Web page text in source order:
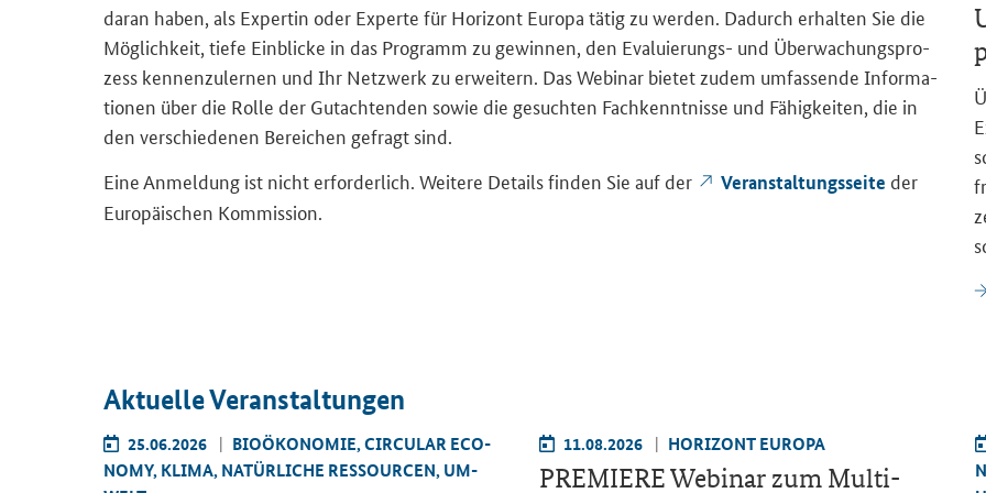
daran haben, als Ex­per­tin oder Ex­per­te für Ho­ri­zont Eu­ro­pa tätig zu wer­den. Da­durch er­hal­ten Sie die
Mög­lich­keit, tiefe Ein­bli­cke in das Pro­gramm zu ge­win­nen, den Evaluierungs-​ und Über­wa­chungs­pro­
zess ken­nen­zu­ler­nen und Ihr Netz­werk zu er­wei­tern. DasWebinar bie­tet zudem um­fas­sen­de In­for­ma­
tio­nen über die Rolle der Gut­ach­ten­den sowie die ge­such­ten Fach­kennt­nis­se und Fä­hig­kei­ten, die in
den ver­schie­de­nen Be­rei­chen ge­fragt sind.
Eine An­mel­dung ist nicht er­for­der­lich. Wei­te­re De­tails fin­den Sie auf der
Ver­an­stal­tungs­sei­te der
Eu­ro­päi­schen Kom­mis­si­on.
Ak­tu­el­le Ver­an­stal­tun­gen
25.06.2026
BIO­ÖKO­NO­MIE, CIR­CU­LAR ECO­
NO­MY, KLIMA, NA­TÜR­LI­CHE RES­SOUR­CEN, UM­
11.08.2026 HO­RI­ZONT EU­RO­PA
PRE­MIE­RE We­bi­nar zum Multi-